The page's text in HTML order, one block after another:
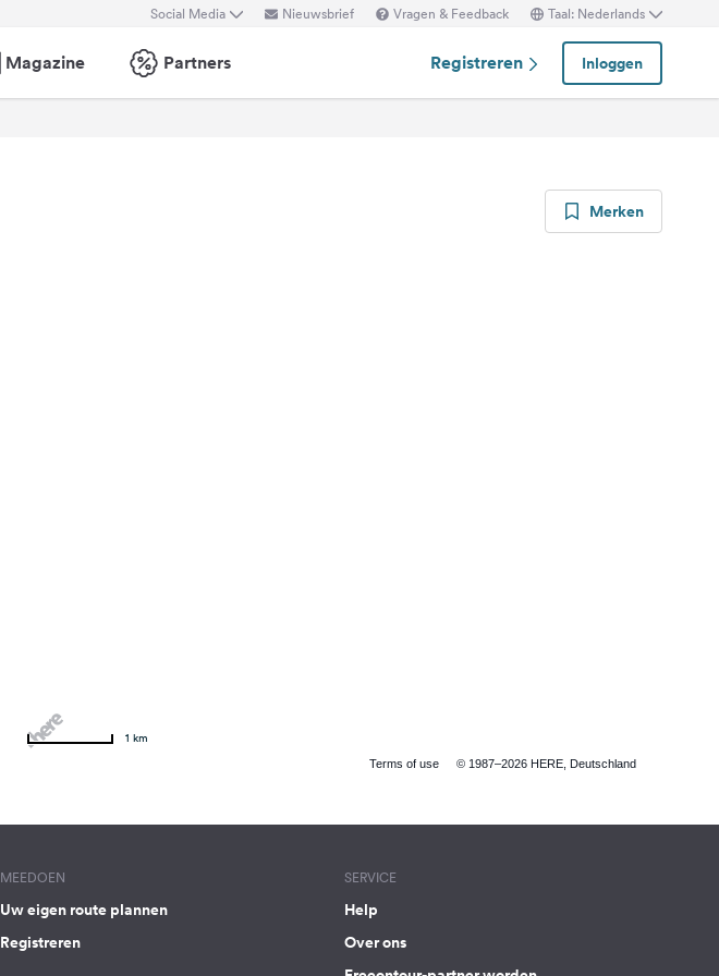
Social Media Nieuwsbrief Vragen & Feedback Taal: Nederlands
Magazine Partners Registreren Inloggen
Merken
Terms of use © 1987–2026 HERE, Deutschland
1 km
MEEDOEN
Uw eigen route plannen
Registreren
SERVICE
Help
Over ons